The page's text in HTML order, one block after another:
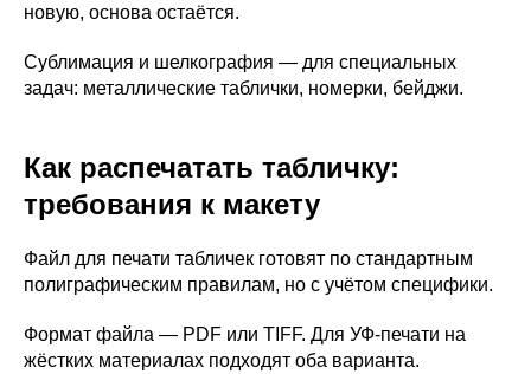
новую, основа остаётся.
Сублимация и шелкография — для специальных
задач: металлические таблички, номерки, бейджи.
Как распечатать табличку:
требования к макету
Файл для печати табличек готовят по стандартным
полиграфическим правилам, но с учётом специфики.
Формат файла — PDF или TIFF. Для УФ-печати на
жёстких материалах подходят оба варианта.